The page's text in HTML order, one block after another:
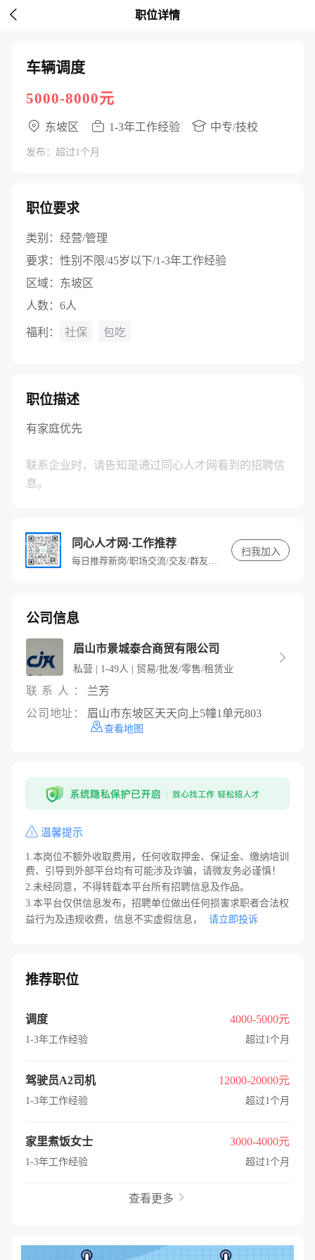
 职位详情
车辆调度
5000-8000元
东坡区 1-3年工作经验 中专/技校
发布：超过1个月
职位要求
类别： 经营/管理
要求： 性别不限/45岁以下/1-3年工作经验
区域： 东坡区
人数： 6人
福利： 社保 包吃
职位描述
有家庭优先
联系企业时，请告知是通过同心人才网看到的招聘信
息。
同心人才网·工作推荐
每日推荐新岗/职场交流/交友/群友专属福利
扫我加入
公司信息
眉山市景城泰合商贸有限公司
私营 | 1-49人 | 贸易/批发/零售/租赁业

联系人：
兰芳
公司地址：
眉山市东坡区天天向上5幢1单元803
查看地图
温馨提示
1.本岗位不额外收取费用，任何收取押金、保证金、缴纳培训
费、引导到外部平台均有可能涉及诈骗，请微友务必谨慎！
2.未经同意，不得转载本平台所有招聘信息及作品。
3.本平台仅供信息发布，招聘单位做出任何损害求职者合法权
益行为及违规收费，信息不实虚假信息，
请立即投诉
推荐职位
调度 4000-5000元
1-3年工作经验 超过1个月
驾驶员A2司机 12000-20000元
1-3年工作经验 超过1个月
家里煮饭女士 3000-4000元
1-3年工作经验 超过1个月
查看更多 